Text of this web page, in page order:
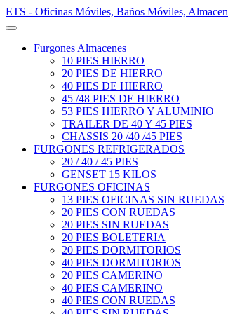
ETS - Oficinas Móviles, Baños Móviles,
Furgones Almacenes
10 PIES HIERRO
20 PIES DE HIERRO
40 PIES DE HIERRO
45 /48 PIES DE HIERRO
53 PIES HIERRO Y ALUMINIO
TRAILER DE 40 Y 45 PIES
CHASSIS 20 /40 /45 PIES
FURGONES REFRIGERADOS
20 / 40 / 45 PIES
GENSET 15 KILOS
FURGONES OFICINAS
13 PIES OFICINAS SIN RUEDAS
20 PIES CON RUEDAS
20 PIES SIN RUEDAS
20 PIES BOLETERIA
20 PIES DORMITORIOS
40 PIES DORMITORIOS
20 PIES CAMERINO
40 PIES CAMERINO
40 PIES CON RUEDAS